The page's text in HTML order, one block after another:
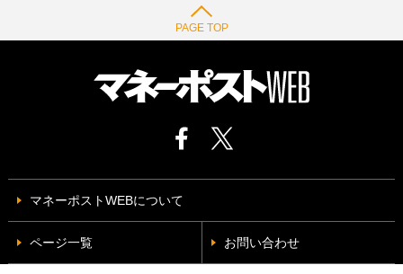
PAGE TOP
マネーポストWEBについて
ページ一覧 お問い合わせ